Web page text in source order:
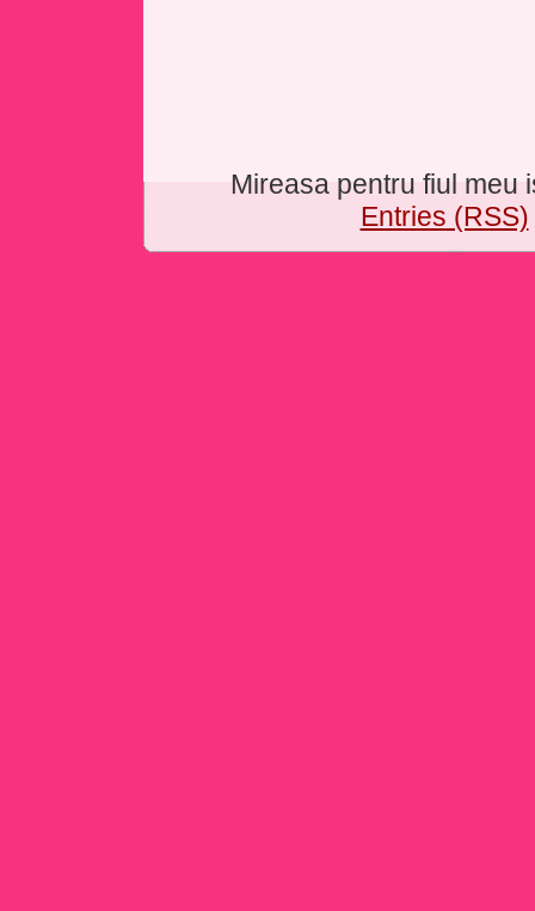
Mireasa pentru fiul
Entries (RSS)